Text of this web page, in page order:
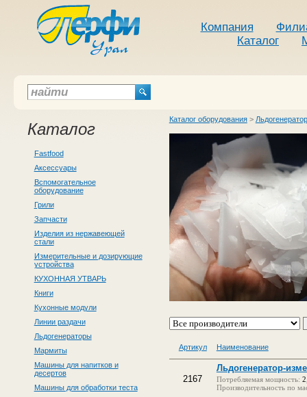
Компания
Каталог
Каталог
Fastfood
Аксессуары
Вспомогательное
оборудование
Грили
Запчасти
Изделия из нержавеющей
стали
Измерительные и дозирующие
устройства
КУХОННАЯ УТВАРЬ
Книги
Кухонные модули
Линии раздачи
Льдогенераторы
Мармиты
Машины для напитков и
десертов
Машины для обработки теста
Каталог оборудования>
Артикул Наименование
2167
Льдогенератор-
Потребляемая мощность:
Производительность по